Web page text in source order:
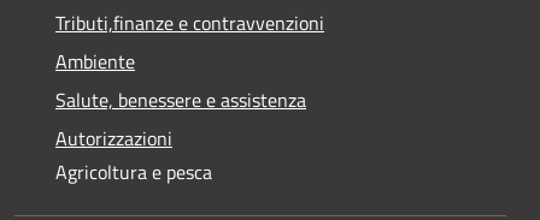
Tributi,finanze e contravvenzioni
Ambiente
Salute, benessere e assistenza
Autorizzazioni
Agricoltura e pesca